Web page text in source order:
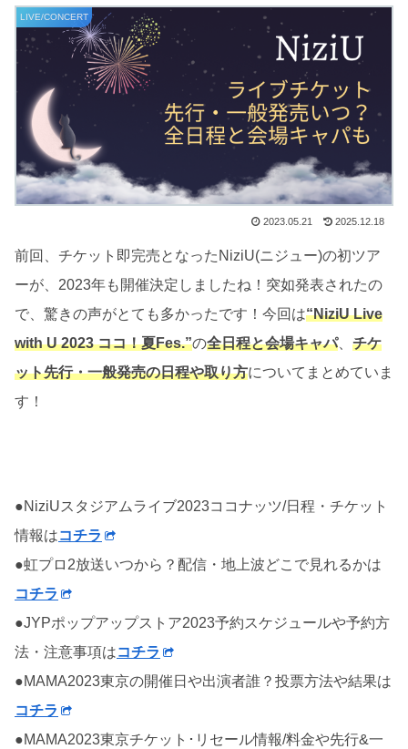
LIVE/CONCERT
2023.05.21 2025.12.18
前回、チケット即完売となったNiziU(ニジュー)の初ツア
ーが、2023年も開催決定しましたね！突如発表されたの
で、驚きの声がとても多かったです！今回は“NiziU Live
with U 2023 ココ！夏Fes.”の全日程と会場キャパ、 チケ
ット先行・一般発売の日程や取り方についてまとめていま
す！
●NiziUスタジアムライブ2023ココナッツ/日程・チケット
情報はコチラ
●虹プロ2放送いつから？配信・地上波どこで見れるかは
コチラ
●JYPポップアップストア2023予約スケジュールや予約方
法・注意事項はコチラ
●MAMA2023東京の開催日や出演者誰？投票方法や結果は
コチラ
●MAMA2023東京チケット･リセール情報/料金や先行&一